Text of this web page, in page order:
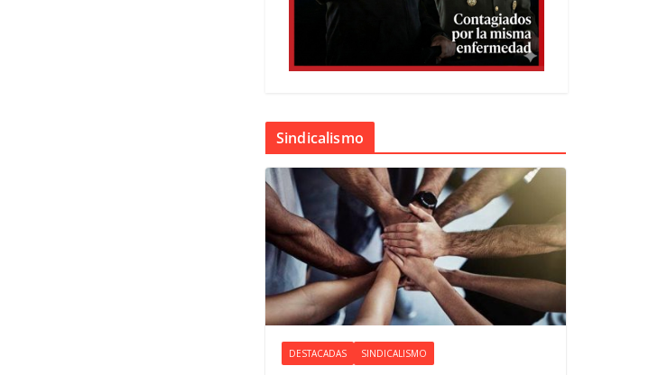
Sindicalismo
DESTACADAS SINDICALISMO